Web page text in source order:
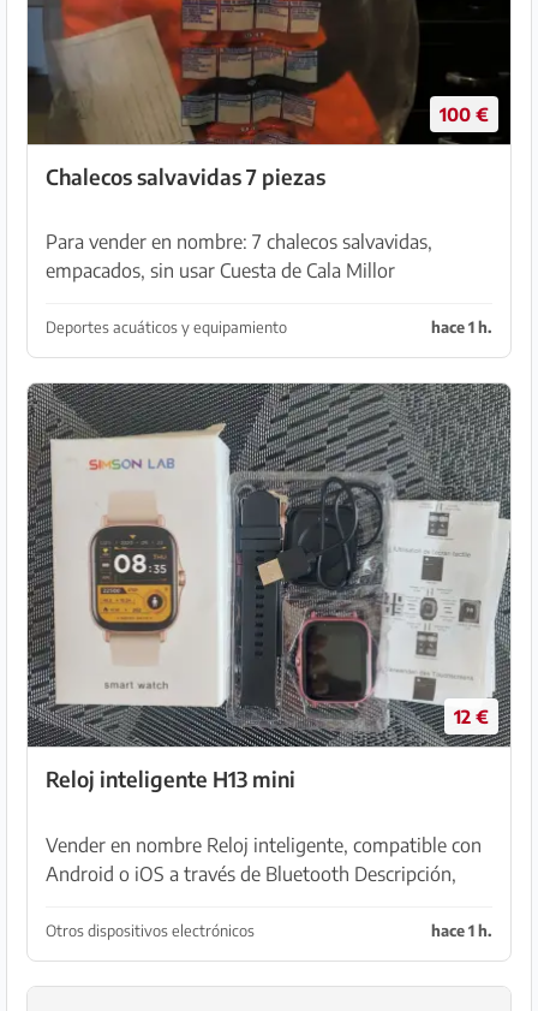
100 €
Chalecos salvavidas 7 piezas
Para vender en nombre: 7 chalecos salvavidas,
empacados, sin usar Cuesta de Cala Millor
Deportes acuáticos y equipamiento hace 1 h.
12 €
Reloj inteligente H13 mini
Vender en nombre Reloj inteligente, compatible con
Android o iOS a través de Bluetooth Descripción,
en embalaje original, ver fotos
Otros dispositivos electrónicos hace 1 h.